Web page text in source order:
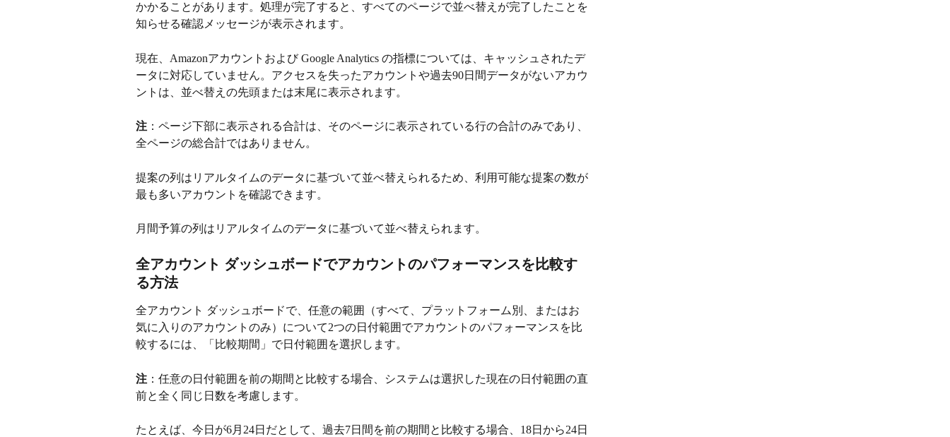
かかることがあります。処理が完了すると、すべてのページで並べ替えが完了したことを
知らせる確認メッセージが表示されます。
現在、Amazonアカウントおよび Google Analytics の指標については、キャッシュされたデ
ータに対応していません。アクセスを失ったアカウントや過去90日間データがないアカウ
ントは、並べ替えの先頭または末尾に表示されます。
注 ：ページ下部に表示される合計は、そのページに表示されている行の合計のみであり、
全ページの総合計ではありません。
提案の列はリアルタイムのデータに基づいて並べ替えられるため、利用可能な提案の数が
最も多いアカウントを確認できます。
月間予算の列はリアルタイムのデータに基づいて並べ替えられます。
全アカウント ダッシュボードでアカウントのパフォーマンスを比較す
る方法
全アカウント ダッシュボードで、任意の範囲（すべて、プラットフォーム別、またはお
気に入りのアカウントのみ）について2つの日付範囲でアカウントのパフォーマンスを比
較するには、「比較期間」で日付範囲を選択します。
注 ：任意の日付範囲を前の期間と比較する場合、システムは選択した現在の日付範囲の直
前と全く同じ日数を考慮します。
たとえば、今日が6月24日だとして、過去7日間を前の期間と比較する場合、18日から24日